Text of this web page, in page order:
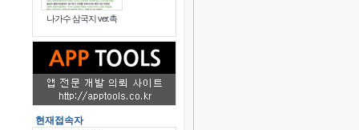
나가수 삼국지 ver.촉
현재접속자